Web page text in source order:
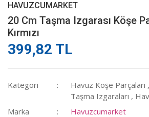
HAVUZCUMARKET
20 Cm Taşma Izgarası Köşe
Kırmızı
399,82 TL
Kategori Havuz Köşe Parçaları ,
Taşma Izgaraları ,
Marka
Havuzcumarket